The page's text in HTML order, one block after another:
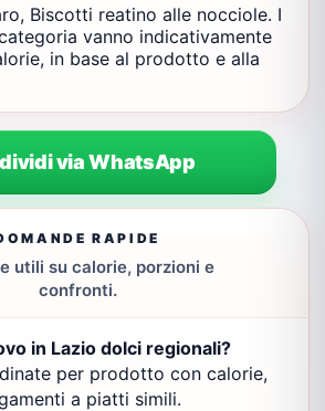
Biscotti reatino alle nocciole. I
vanno indicativamente
in base al prodotto e alla
via WhatsApp
RAPIDE
utili su calorie, porzioni e
confronti.
in Lazio dolci regionali?
per prodotto con calorie,
a piatti simili.